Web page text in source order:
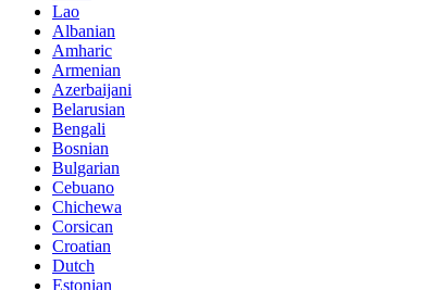
Lao
Albanian
Amharic
Armenian
Azerbaijani
Belarusian
Bengali
Bosnian
Bulgarian
Cebuano
Chichewa
Corsican
Croatian
Dutch
Estonian